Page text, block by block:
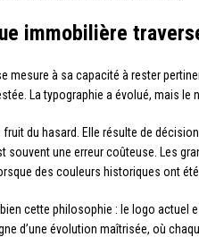
immobilière
mesure à sa capacité à rester
La typographie a évolué, mais
fruit du hasard. Elle résulte de
souvent une erreur coûteuse. Les
des couleurs historiques ont
cette philosophie : le logo actuel
d’une évolution maîtrisée, où